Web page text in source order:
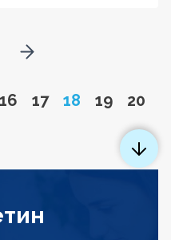
page
Go to page
16 Go to page
17 Page
18 Go to
19 Go
20
Go to next page